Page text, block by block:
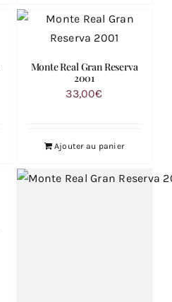
Monte Real Gran Reserva
2001
33,00€
Ajouter au panier